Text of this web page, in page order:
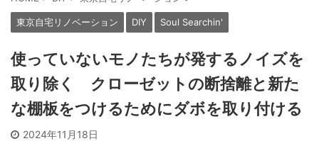
東京自宅リノベーション DIY Soul Searchin'
使っていないモノたちが発するノイズを
取り除く クローゼットの断捨離と新た
な棚板をつけるためにダボを取り付ける
2024年11月18日